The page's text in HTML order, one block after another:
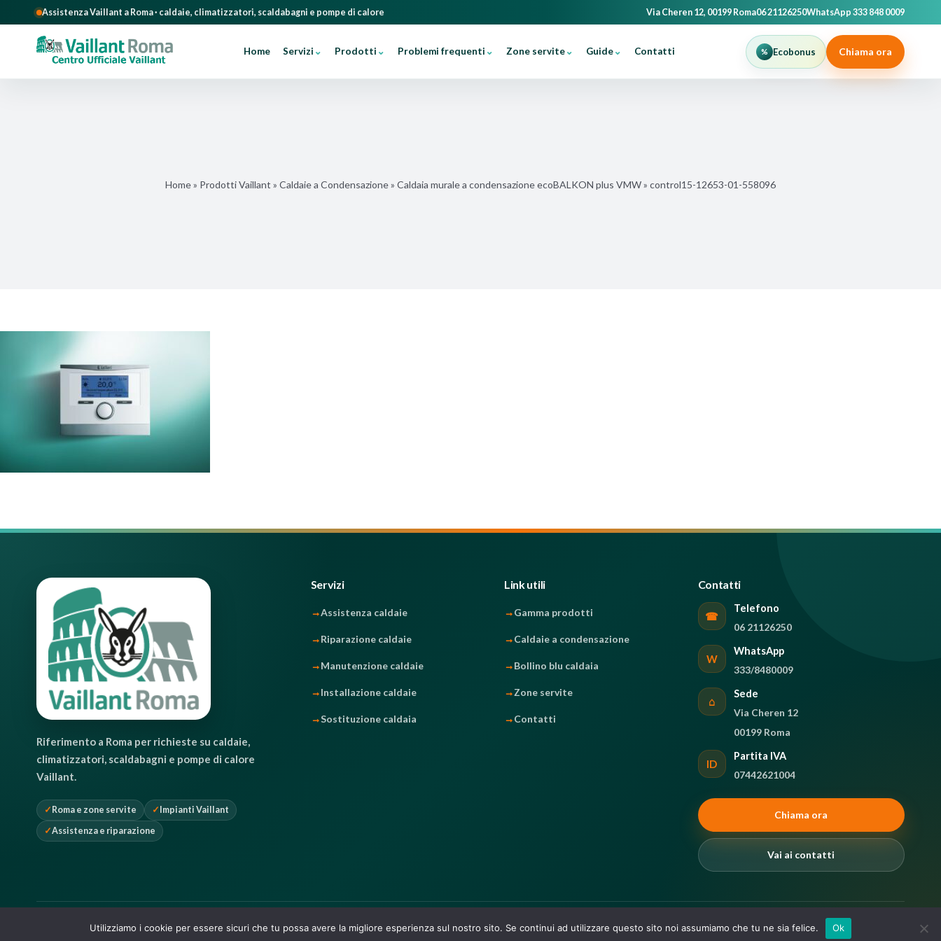
Assistenza Vaillant a Roma · caldaie, climatizzatori, scaldabagni e pompe di calore Via Cheren 12, 00199 Roma06 21126250WhatsApp 333 848 0009
Home Servizi Prodotti Problemi frequenti Zone servite Guide Contatti Ecobonus Chiama ora
Home» Prodotti Vaillant » Caldaie a Condensazione» Caldaia murale a condensazione ecoBALKON plus VMW» control15-12653-01-558096
Riferimento a Roma per richieste su caldaie,
climatizzatori, scaldabagni e pompe di calore
Vaillant.
Roma e zone servite
Impianti Vaillant
Assistenza e riparazione
Servizi
Assistenza caldaie
Riparazione caldaie
Manutenzione caldaie
Installazione caldaie
Sostituzione caldaia
Link utili
Gamma prodotti
Caldaie a condensazione
Bollino blu caldaia
Zone servite
Contatti
Contatti
☎
Telefono
06 21126250
W
WhatsApp
333/8480009
⌂
Sede
Via Cheren 12
00199 Roma
ID
Partita IVA
07442621004
Chiama ora
Vai ai contatti
Vaillant Roma · Via Cheren 12, 00199 Roma · P.IVA 07442621004 Privacy Cookie Accessibilità
Utilizziamo i cookie per essere sicuri che tu possa avere la migliore esperienza sul nostro sito. Se continui ad utilizzare questo sito noi assumiamo che tu ne sia felice. Ok